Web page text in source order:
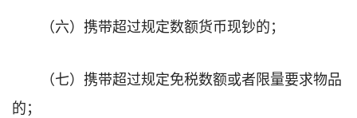
（六）携带超过规定数额货币现钞的；
（七）携带超过规定免税数额或者限量要求物品
的；